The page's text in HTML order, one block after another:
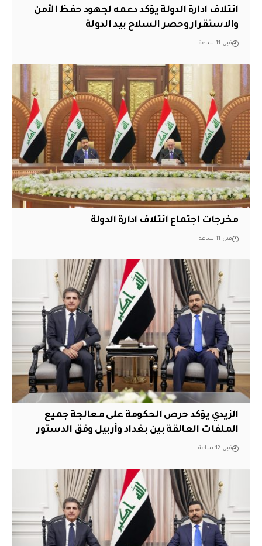
ائتلاف ادارة الدولة يؤكد دعمه لجهود حفظ الأمن
والاستقرار وحصر السلاح بيد الدولة
قبل 11 ساعة
مخرجات اجتماع ائتلاف ادارة الدولة
قبل 11 ساعة
الزيدي يؤكد حرص الحكومة على معالجة جميع
الملفات العالقة بين بغداد وأربيل وفق الدستور
قبل 12 ساعة